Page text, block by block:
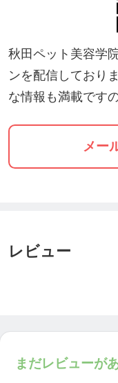
秋田ペット美容学
ンを配信しており
な情報も満載です
メー
レビュー
まだレビューが